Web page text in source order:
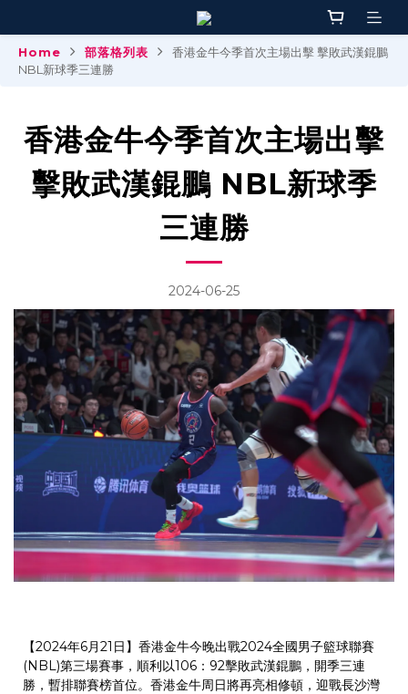
Home 部落格列表
香港金牛今季首次主場出擊 擊敗武漢錕鵬
NBL新球季三連勝
香港金牛今季首次主場出擊
擊敗武漢錕鵬 NBL新球季
三連勝
2024-06-25
【2024年6月21日】香港金牛今晚出戰2024全國男子籃球聯賽
(NBL)第三場賽事，順利以106：92擊敗武漢錕鵬，開季三連
勝，暫排聯賽榜首位。香港金牛周日將再亮相修頓，迎戰長沙灣